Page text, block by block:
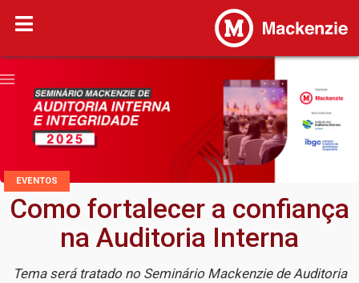
EVENTOS
Como fortalecer a confiança
na Auditoria Interna
Tema será tratado no Seminário Mackenzie de Auditoria